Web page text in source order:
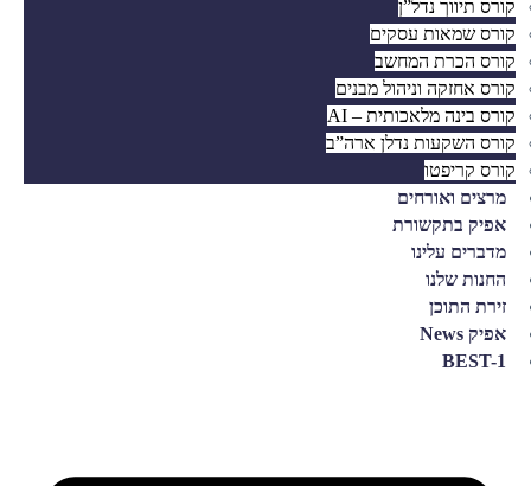
קורס תיווך נדל”ן
קורס שמאות עסקים
קורס הכרת המחשב
קורס אחזקה וניהול מבנים
קורס בינה מלאכותית – AI
קורס השקעות נדלן ארה”ב
קורס קריפטו
מרצים ואורחים
אפיק בתקשורת
מדברים עלינו
החנות שלנו
זירת התוכן
אפיק News
BEST-1